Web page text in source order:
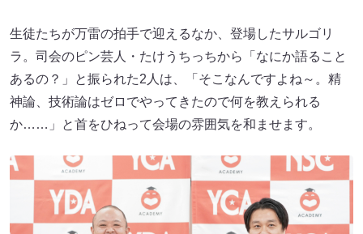
生徒たちが万雷の拍手で迎えるなか、登場したサルゴリ
ラ。司会のピン芸人・たけうちっちから「なにか語ること
あるの？」と振られた2人は、「そこなんですよね～。精
神論、技術論はゼロでやってきたので何を教えられる
か……」と首をひねって会場の雰囲気を和ませます。